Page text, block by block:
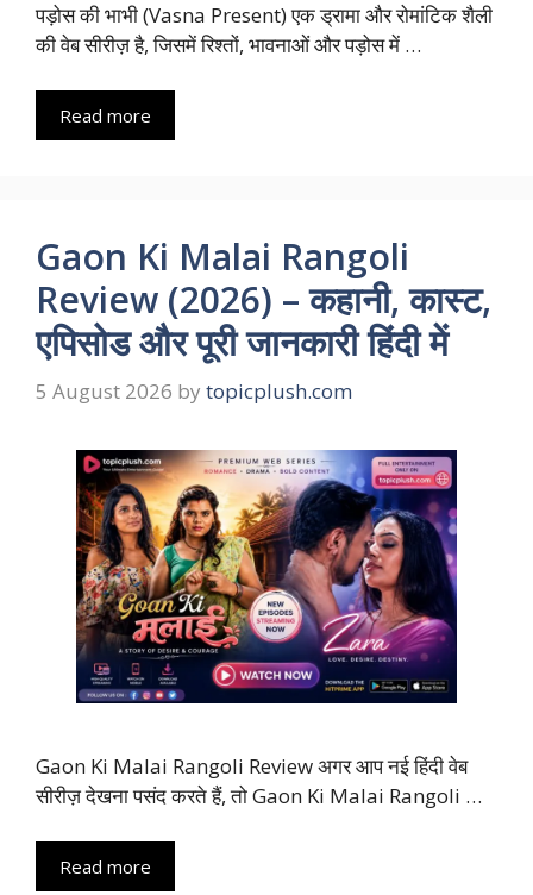
पड़ोस की भाभी (Vasna Present) एक ड्रामा और रोमांटिक शैली
की वेब सीरीज़ है, जिसमें रिश्तों, भावनाओं और पड़ोस में …
Read more
Gaon Ki Malai Rangoli
Review (2026) – कहानी, कास्ट,
एपिसोड और पूरी जानकारी हिंदी में
5 August 2026 by topicplush.com
Gaon Ki Malai Rangoli Review अगर आप नई हिंदी वेब
सीरीज़ देखना पसंद करते हैं, तो Gaon Ki Malai Rangoli …
Read more